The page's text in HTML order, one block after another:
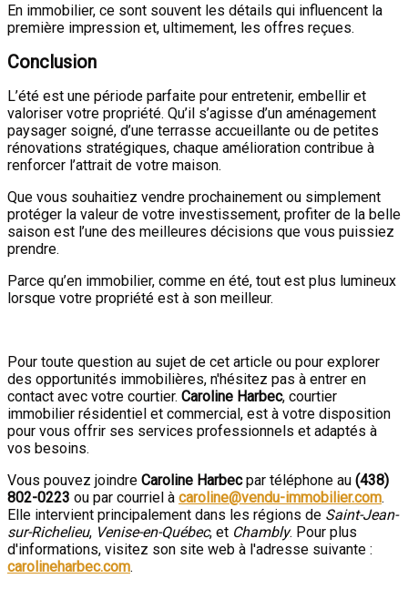
En immobilier, ce sont souvent les détails qui influencent la
première impression et, ultimement, les offres reçues.
Conclusion
L’été est une période parfaite pour entretenir, embellir et
valoriser votre propriété. Qu’il s’agisse d’un aménagement
paysager soigné, d’une terrasse accueillante ou de petites
rénovations stratégiques, chaque amélioration contribue à
renforcer l’attrait de votre maison.
Que vous souhaitiez vendre prochainement ou simplement
protéger la valeur de votre investissement, profiter de la belle
saison est l’une des meilleures décisions que vous puissiez
prendre.
Parce qu’en immobilier, comme en été, tout est plus lumineux
lorsque votre propriété est à son meilleur.
Pour toute question au sujet de cet article ou pour explorer
des opportunités immobilières, n'hésitez pas à entrer en
contact avec votre courtier. Caroline Harbec, courtier
immobilier résidentiel et commercial, est à votre disposition
pour vous offrir ses services professionnels et adaptés à
vos besoins.
Vous pouvez joindre Caroline Harbecpar téléphone au (438)
802-0223 ou par courriel à caroline@vendu-immobilier.com.
Elle intervient principalement dans les régions de Saint-Jean-
sur-Richelieu, Venise-en-Québec, et Chambly. Pour plus
d'informations, visitez son site web à l'adresse suivante :
carolineharbec.com.